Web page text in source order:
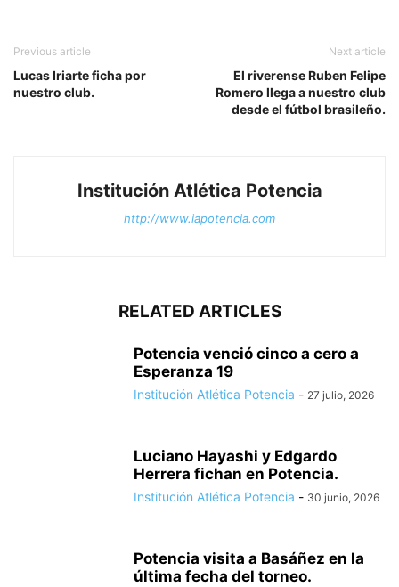
Previous article
Lucas Iriarte ficha por
nuestro club.
Next article
El riverense Ruben Felipe
Romero llega a nuestro club
desde el fútbol brasileño.
Institución Atlética Potencia
http://www.iapotencia.com
RELATED ARTICLES
Potencia venció cinco a cero a
Esperanza 19
Institución Atlética Potencia - 27 julio, 2026
Luciano Hayashi y Edgardo
Herrera fichan en Potencia.
Institución Atlética Potencia - 30 junio, 2026
Potencia visita a Basáñez en la
última fecha del torneo.